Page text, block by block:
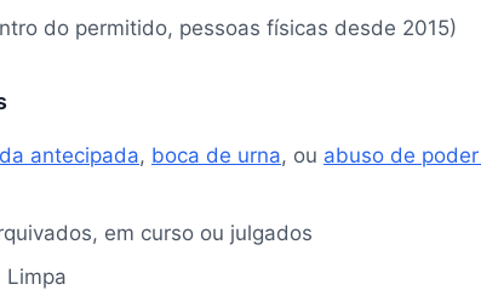
do permitido, pessoas físicas desde 2015)
antecipada, boca de urna, ou abuso de
em curso ou julgados
Limpa